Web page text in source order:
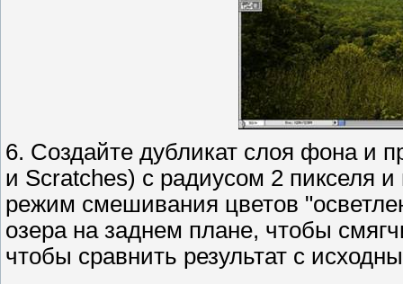
6. Создайте дубликат слоя фона и
и Scratches) с радиусом 2 пикселя
режим смешивания цветов
озера на заднем плане, чтобы
чтобы сравнить результат с